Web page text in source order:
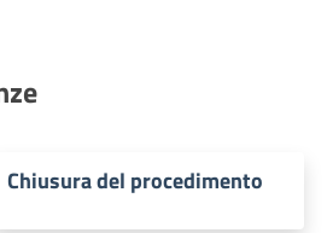
Chiusura del procedimento